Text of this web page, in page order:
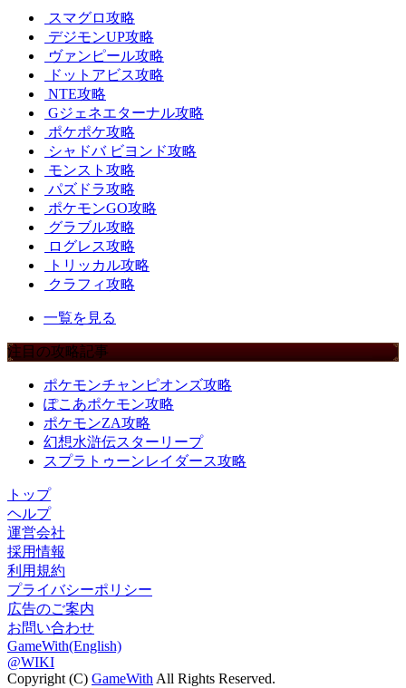
スマグロ攻略
デジモンUP攻略
ヴァンピール攻略
ドットアビス攻略
NTE攻略
Gジェネエターナル攻略
ポケポケ攻略
シャドバ ビヨンド攻略
モンスト攻略
パズドラ攻略
ポケモンGO攻略
グラブル攻略
ログレス攻略
トリッカル攻略
クラフィ攻略
一覧を見る
注目の攻略記事
ポケモンチャンピオンズ攻略
ぽこあポケモン攻略
ポケモンZA攻略
幻想水滸伝スターリープ
スプラトゥーンレイダース攻略
トップ
ヘルプ
運営会社
採用情報
利用規約
プライバシーポリシー
広告のご案内
お問い合わせ
GameWith(English)
@WIKI
Copyright (C) GameWith All Rights Reserved.